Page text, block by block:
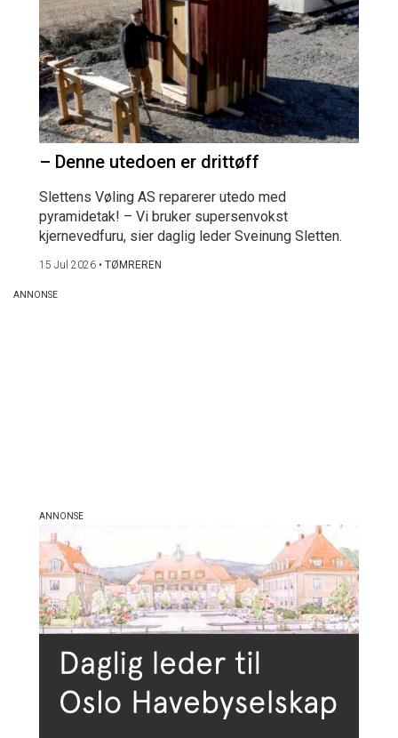
– Denne utedoen er drittøff
Slettens Vøling AS reparerer utedo med
pyramidetak! – Vi bruker supersenvokst
kjernevedfuru, sier daglig leder Sveinung Sletten.
15 Jul 2026 • TØMREREN